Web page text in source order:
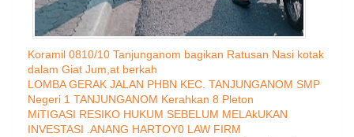
Koramil 0810/10 Tanjunganom bagikan Ratusan Nasi kotak
dalam Giat Jum,at berkah
LOMBA GERAK JALAN PHBN KEC. TANJUNGANOM SMP
Negeri 1 TANJUNGANOM Kerahkan 8 Pleton
MiTIGASI RESIKO HUKUM SEBELUM MELAkUKAN
INVESTASI .ANANG HARTOY0 LAW FIRM